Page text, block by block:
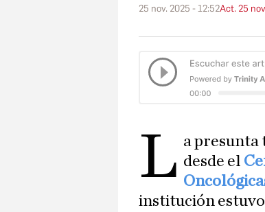
25 nov. 2025 - 12:52Act. 25
L a presunta
desde el
institución